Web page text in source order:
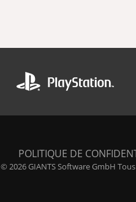
POLITIQUE DE
© 2026 GIANTS Software GmbH